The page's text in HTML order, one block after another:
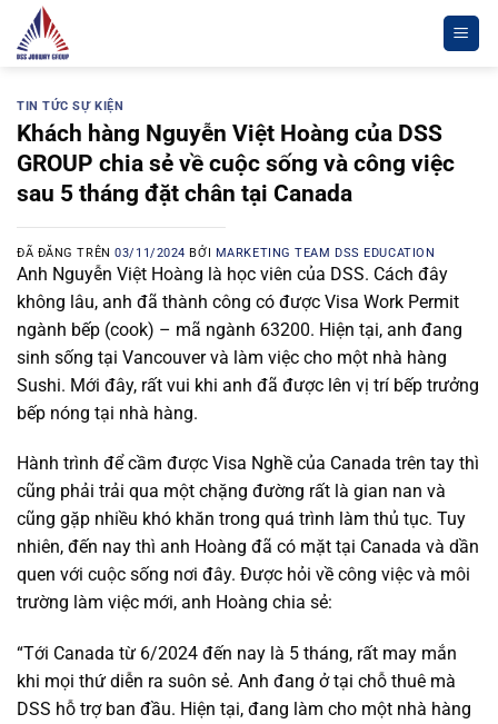
Chuyển
đến
dungTIN TỨC SỰ KIỆN
Khách hàng Nguyễn Việt Hoàng của DSS
GROUP chia sẻ về cuộc sống và công việc
sau 5 tháng đặt chân tại Canada
ĐÃ ĐĂNG TRÊN03/11/2024 BỞI MARKETING TEAM DSS EDUCATION
Anh Nguyễn Việt Hoàng là học viên của DSS. Cách đây
không lâu, anh đã thành công có được Visa Work Permit
ngành bếp (cook) – mã ngành 63200. Hiện tại, anh đang
sinh sống tại Vancouver và làm việc cho một nhà hàng
Sushi. Mới đây, rất vui khi anh đã được lên vị trí bếp trưởng
bếp nóng tại nhà hàng.
Hành trình để cầm được Visa Nghề của Canada trên tay thì
cũng phải trải qua một chặng đường rất là gian nan và
cũng gặp nhiều khó khăn trong quá trình làm thủ tục. Tuy
nhiên, đến nay thì anh Hoàng đã có mặt tại Canada và dần
quen với cuộc sống nơi đây. Được hỏi về công việc và môi
trường làm việc mới, anh Hoàng chia sẻ:
“Tới Canada từ 6/2024 đến nay là 5 tháng, rất may mắn
khi mọi thứ diễn ra suôn sẻ. Anh đang ở tại chỗ thuê mà
DSS hỗ trợ ban đầu. Hiện tại, đang làm cho một nhà hàng